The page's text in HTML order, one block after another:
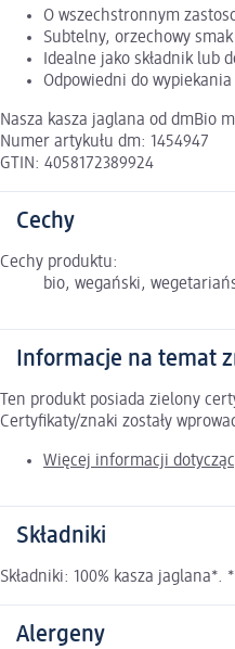
O wszechstronnym
Subtelny, orzechowy
Idealne jako składnik lub
Odpowiedni do
Nasza kasza jaglana od dmBio
Numer artykułu dm: 1454947
GTIN: 4058172389924
Cechy
Cechy produktu:
bio, wegański,
Informacje na temat
Ten produkt posiada zielony
Certyfikaty/znaki zostały
Więcej informacji
Składniki
Składniki: 100% kasza
Alergeny